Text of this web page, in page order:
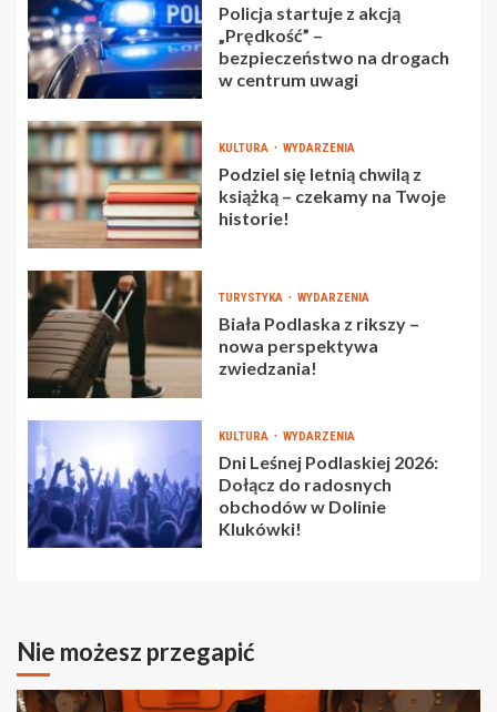
Policja startuje z akcją
„Prędkość” –
bezpieczeństwo na drogach
w centrum uwagi
KULTURA WYDARZENIA
Podziel się letnią chwilą z
książką – czekamy na Twoje
historie!
TURYSTYKA WYDARZENIA
Biała Podlaska z rikszy –
nowa perspektywa
zwiedzania!
KULTURA WYDARZENIA
Dni Leśnej Podlaskiej 2026:
Dołącz do radosnych
obchodów w Dolinie
Klukówki!
Nie możesz przegapić